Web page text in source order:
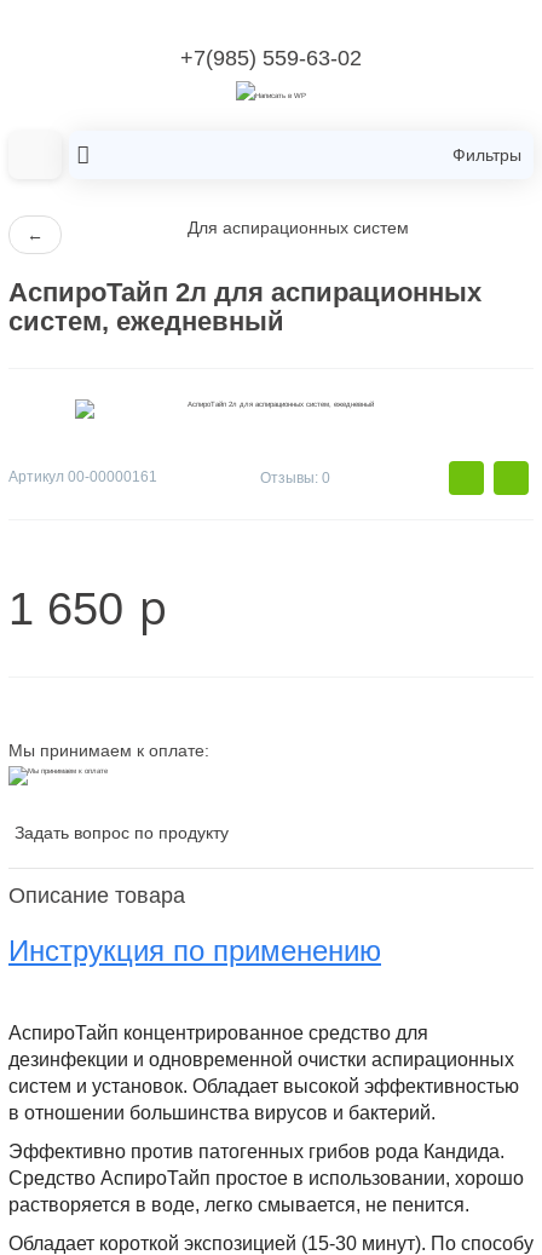
+7(985) 559-63-02
Фильтры
← Для аспирационных систем
АспироТайп 2л для аспирационных
систем, ежедневный
Артикул 00-00000161 Отзывы: 0
1 650 p
Мы принимаем к оплате:
Задать вопрос по продукту
Описание товара
Инструкция по применению
АспироТайп концентрированное средство для
дезинфекции и одновременной очистки аспирационных
систем и установок. Обладает высокой эффективностью
в отношении большинства вирусов и бактерий.
Эффективно против патогенных грибов рода Кандида.
Средство АспироТайп простое в использовании, хорошо
растворяется в воде, легко смывается, не пенится.
Обладает короткой экспозицией (15-30 минут). По способу